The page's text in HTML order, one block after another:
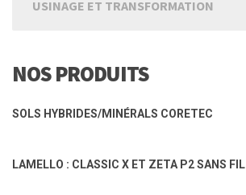
USINAGE ET TRANSFORMATION
NOS PRODUITS
SOLS HYBRIDES/MINÉRALS CORETEC
LAMELLO : CLASSIC X ET ZETA P2 SANS FIL